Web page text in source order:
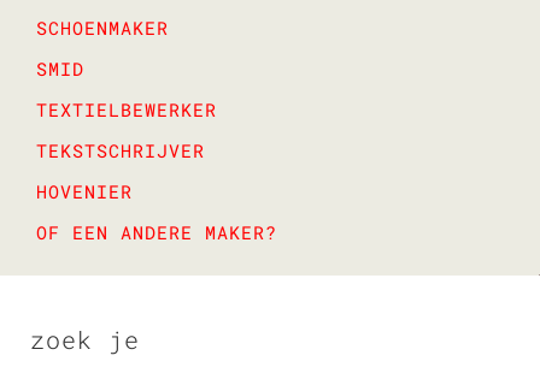
SCHOENMAKER
SMID
TEXTIELBEWERKER
TEKSTSCHRIJVER
HOVENIER
OF EEN ANDERE MAKER?
zoek je